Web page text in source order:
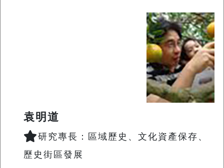
袁明道
研究專長：區域歷史、文化資產保存、
歷史街區發展